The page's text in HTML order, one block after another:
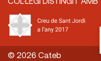
© 2026 Cateb